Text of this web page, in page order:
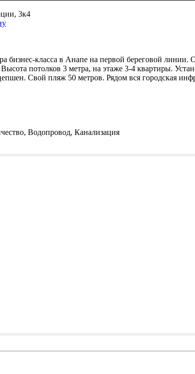
3к4
бизнес-класса в Анапе на первой береговой
потолков 3 метра, на этаже 3-4 квартиры.
Свой пляж 50 метров. Рядом вся городская
Водопровод, Канализация